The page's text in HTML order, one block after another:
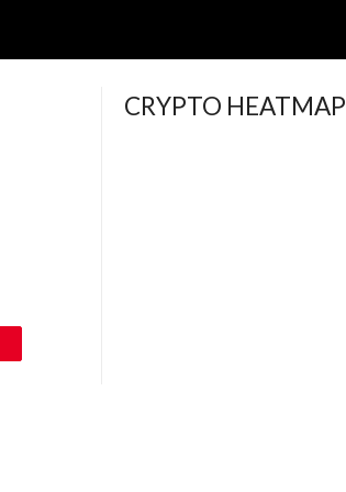
CRYPTO HEATMAP